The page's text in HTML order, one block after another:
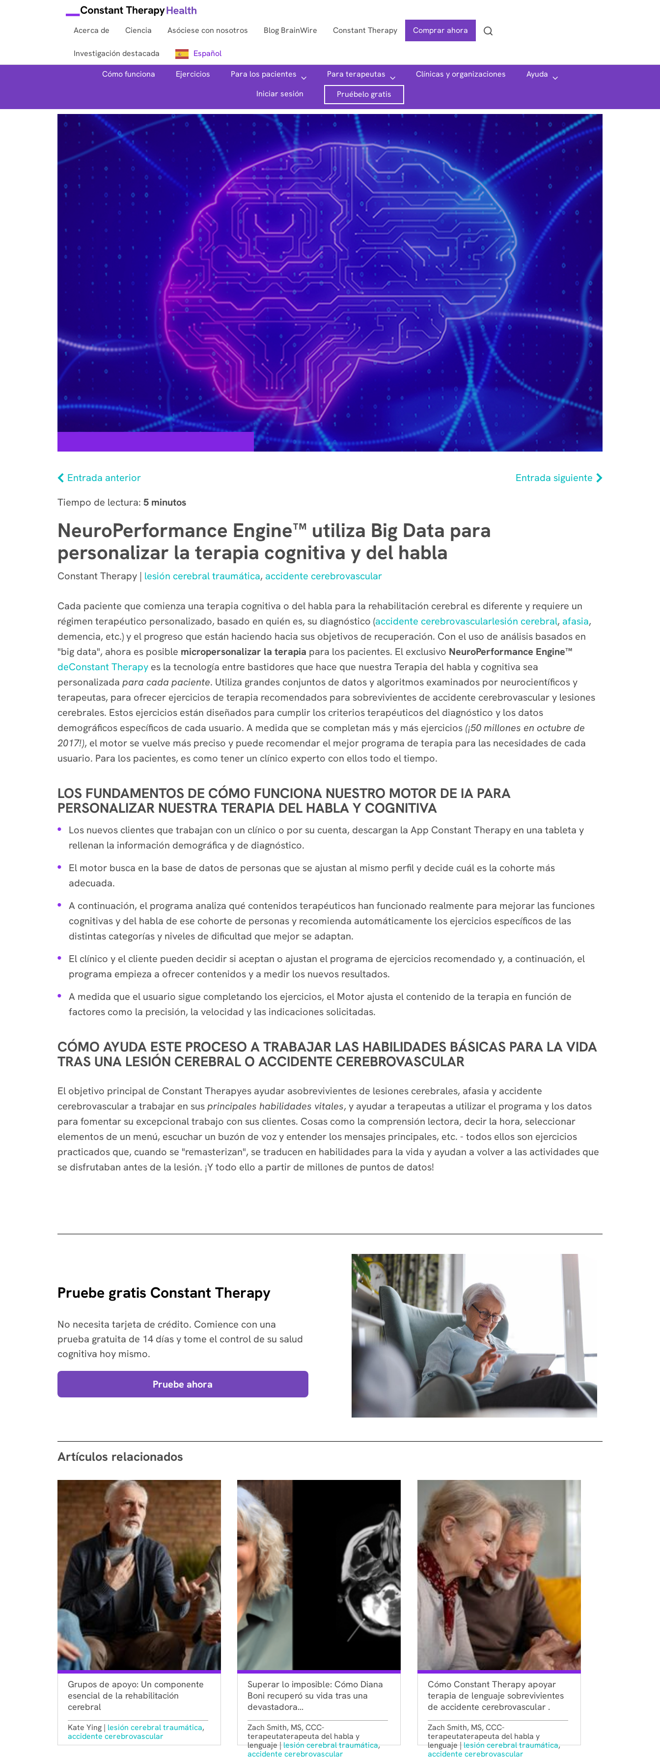
Acerca de Ciencia Asóciese con nosotros Blog BrainWire Constant Therapy Comprar ahora
Investigación destacada
Español
Cómo funciona
Ejercicios Para los pacientes Para terapeutas Clínicas y organizaciones
Ayuda
Iniciar sesión
Pruébelo gratis
Entrada anterior
Entrada siguiente
Tiempo de lectura: 5 minutos
NeuroPerformance Engine™ utiliza Big Data para
personalizar la terapia cognitiva y del habla
Constant Therapy | lesión cerebral traumática, accidente cerebrovascular
Cada paciente que comienza una terapia cognitiva o del habla para la rehabilitación cerebral es diferente y requiere un
régimen terapéutico personalizado, basado en quién es, su diagnóstico (accidente cerebrovascularlesión cerebral, afasia,
demencia, etc.) y el progreso que están haciendo hacia sus objetivos de recuperación. Con el uso de análisis basados en
"big data", ahora es posible micropersonalizar la terapia para los pacientes. El exclusivo NeuroPerformance Engine™
deConstant Therapy es la tecnología entre bastidores que hace que nuestra Terapia del habla y cognitiva sea
personalizada para cada paciente. Utiliza grandes conjuntos de datos y algoritmos examinados por neurocientíficos y
terapeutas, para ofrecer ejercicios de terapia recomendados para sobrevivientes de accidente cerebrovascular y lesiones
cerebrales. Estos ejercicios están diseñados para cumplir los criterios terapéuticos del diagnóstico y los datos
demográficos específicos de cada usuario. A medida que se completan más y más ejercicios (¡50 millones en octubre de
2017!), el motor se vuelve más preciso y puede recomendar el mejor programa de terapia para las necesidades de cada
usuario. Para los pacientes, es como tener un clínico experto con ellos todo el tiempo.
LOS FUNDAMENTOS DE CÓMO FUNCIONA NUESTRO MOTOR DE IA PARA
PERSONALIZAR NUESTRA TERAPIA DEL HABLA Y COGNITIVA
Los nuevos clientes que trabajan con un clínico o por su cuenta, descargan la App Constant Therapy en una tableta y
rellenan la información demográfica y de diagnóstico.
El motor busca en la base de datos de personas que se ajustan al mismo perfil y decide cuál es la cohorte más
adecuada.
A continuación, el programa analiza qué contenidos terapéuticos han funcionado realmente para mejorar las funciones
cognitivas y del habla de ese cohorte de personas y recomienda automáticamente los ejercicios específicos de las
distintas categorías y niveles de dificultad que mejor se adaptan.
El clínico y el cliente pueden decidir si aceptan o ajustan el programa de ejercicios recomendado y, a continuación, el
programa empieza a ofrecer contenidos y a medir los nuevos resultados.
A medida que el usuario sigue completando los ejercicios, el Motor ajusta el contenido de la terapia en función de
factores como la precisión, la velocidad y las indicaciones solicitadas.
CÓMO AYUDA ESTE PROCESO A TRABAJAR LAS HABILIDADES BÁSICAS PARA LA VIDA
TRAS UNA LESIÓN CEREBRAL O ACCIDENTE CEREBROVASCULAR
El objetivo principal de Constant Therapyes ayudar asobrevivientes de lesiones cerebrales, afasia y accidente
cerebrovascular a trabajar en susprincipales habilidades vitales, y ayudar a terapeutas a utilizar el programa y los datos
para fomentar su excepcional trabajo con sus clientes. Cosas como la comprensión lectora, decir la hora, seleccionar
elementos de un menú, escuchar un buzón de voz y entender los mensajes principales, etc. - todos ellos son ejercicios
practicados que, cuando se "remasterizan", se traducen en habilidades para la vida y ayudan a volver a las actividades que
se disfrutaban antes de la lesión. ¡Y todo ello a partir de millones de puntos de datos!
Pruebe gratis Constant Therapy
No necesita tarjeta de crédito. Comience con una
prueba gratuita de 14 días y tome el control de su salud
cognitiva hoy mismo.
Pruebe ahora
Artículos relacionados
Grupos de apoyo: Un componente
esencial de la rehabilitación
cerebral
Kate Ying | lesión cerebral traumática,
accidente cerebrovascular
Superar lo imposible: Cómo Diana
Boni recuperó su vida tras una
devastadora...
Zach Smith, MS, CCC-
terapeutaterapeuta del habla y
lenguaje |lesión cerebral traumática,
accidente cerebrovascular
Cómo Constant Therapy apoyar
terapia de lenguaje sobrevivientes
de accidente cerebrovascular .
Zach Smith, MS, CCC-
terapeutaterapeuta del habla y
lenguaje |lesión cerebral traumática,
accidente cerebrovascular